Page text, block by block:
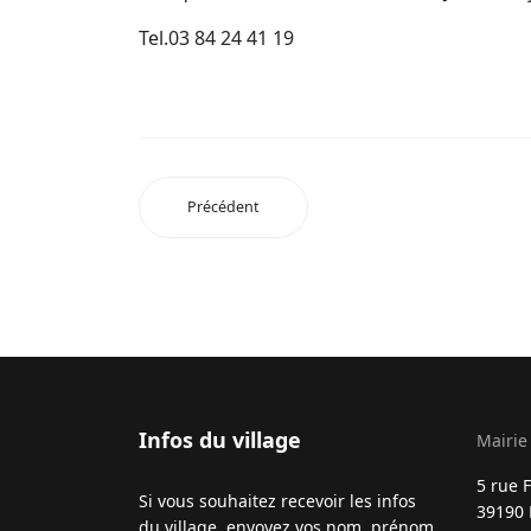
Tel.03 84 24 41 19
Précédent
Infos du village
Si vous souhaitez recevoir les infos
Mairie
5 rue
39190